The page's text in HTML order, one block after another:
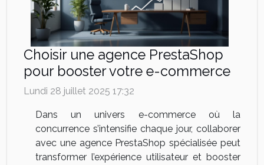
Choisir une agence PrestaShop
pour booster votre e-commerce
Lundi 28 juillet 2025 17:32
Dans un univers e-commerce où la
concurrence s’intensifie chaque jour, collaborer
avec une agence PrestaShop spécialisée peut
transformer l’expérience utilisateur et booster